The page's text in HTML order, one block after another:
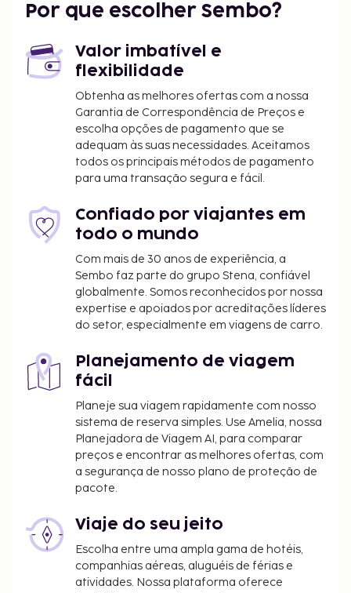
Tampa, Florida (TPA-Aeroporto Internacional de
Tampa, FL (TPF-Peter O. Knight) - 49,6 km/30,8 mi
Sarasota, Florida (SRQ-Aeroporto Internacional de
Sarasota-Bradenton) - 64,3 km/40 mi
Há estacionamento grátis no local.
Por que escolher Sembo?
Valor imbatível e
flexibilidade
Obtenha as melhores ofertas com a nossa
Garantia de Correspondência de Preços e
escolha opções de pagamento que se
adequam às suas necessidades. Aceitamos
todos os principais métodos de pagamento
para uma transação segura e fácil.
Confiado por viajantes em
todo o mundo
Com mais de 30 anos de experiência, a
Sembo faz parte do grupo Stena, confiável
globalmente. Somos reconhecidos por nossa
expertise e apoiados por acreditações líderes
do setor, especialmente em viagens de carro.
Planejamento de viagem
fácil
Planeje sua viagem rapidamente com nosso
sistema de reserva simples. Use Amelia, nossa
Planejadora de Viagem AI, para comparar
preços e encontrar as melhores ofertas, com
a segurança de nosso plano de proteção de
pacote.
Viaje do seu jeito
Escolha entre uma ampla gama de hotéis,
companhias aéreas, aluguéis de férias e
atividades. Nossa plataforma oferece